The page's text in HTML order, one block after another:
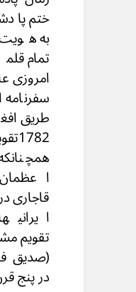
ختم
به
تمام
سفرنامه
طریق
تقویم
(صدیق
در پنج